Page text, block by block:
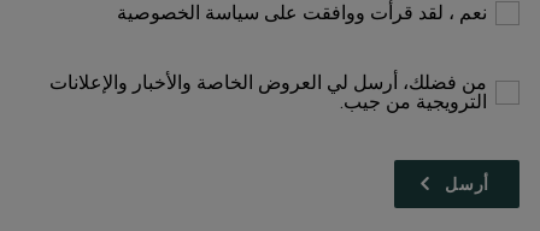
نعم ، لقد قرأت ووافقت على سياسة الخصوصية
من فضلك، أرسل لي العروض الخاصة والأخبار والإعلانات
الترويجية من جيب.